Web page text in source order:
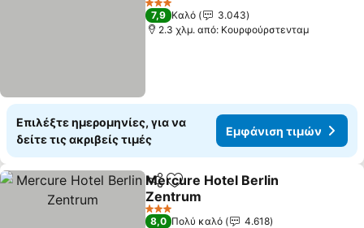
3 Αστέρια
7,9 Καλό
3.043
2.3 χλμ. από: Κουρφούρστενταμ
Επιλέξτε ημερομηνίες, για να
δείτε τις ακριβείς τιμές
Εμφάνιση τιμών
Κοινοποίηση
Προσθήκη στα αγαπημένα
Mercure Hotel Berlin
Zentrum
Εμφάνιση τιμών
3 Αστέρια
8,0 Πολύ καλό
4.618